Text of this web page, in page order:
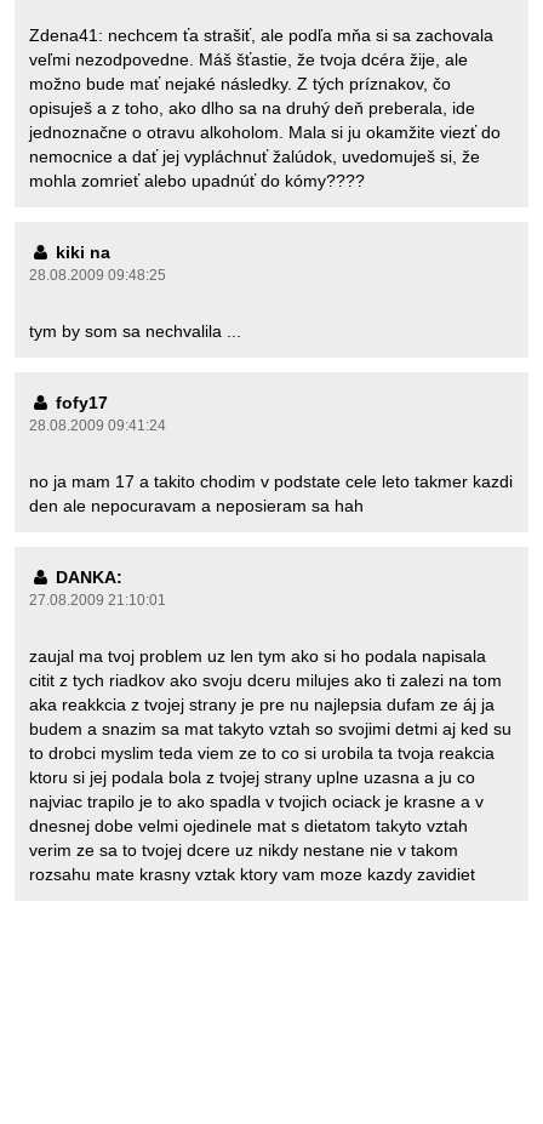
Zdena41: nechcem ťa strašiť, ale podľa mňa si sa zachovala
veľmi nezodpovedne. Máš šťastie, že tvoja dcéra žije, ale
možno bude mať nejaké následky. Z tých príznakov, čo
opisuješ a z toho, ako dlho sa na druhý deň preberala, ide
jednoznačne o otravu alkoholom. Mala si ju okamžite viezť do
nemocnice a dať jej vypláchnuť žalúdok, uvedomuješ si, že
mohla zomrieť alebo upadnúť do kómy????
kiki na
28.08.2009 09:48:25
tym by som sa nechvalila ...
fofy17
28.08.2009 09:41:24
no ja mam 17 a takito chodim v podstate cele leto takmer kazdi
den ale nepocuravam a neposieram sa hah
DANKA:
27.08.2009 21:10:01
zaujal ma tvoj problem uz len tym ako si ho podala napisala
citit z tych riadkov ako svoju dceru milujes ako ti zalezi na tom
aka reakkcia z tvojej strany je pre nu najlepsia dufam ze áj ja
budem a snazim sa mat takyto vztah so svojimi detmi aj ked su
to drobci myslim teda viem ze to co si urobila ta tvoja reakcia
ktoru si jej podala bola z tvojej strany uplne uzasna a ju co
najviac trapilo je to ako spadla v tvojich ociack je krasne a v
dnesnej dobe velmi ojedinele mat s dietatom takyto vztah
verim ze sa to tvojej dcere uz nikdy nestane nie v takom
rozsahu mate krasny vztak ktory vam moze kazdy zavidiet